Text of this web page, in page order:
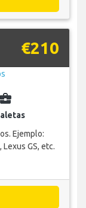
€210
business_center
Ejemplo:
GS, etc.